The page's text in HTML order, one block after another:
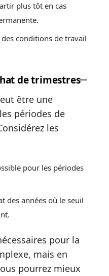
plus tôt en cas
conditions de travail
de trimestres
être une
périodes de
les
pour les périodes
des années où le seuil
pour la
mais en
pourrez mieux